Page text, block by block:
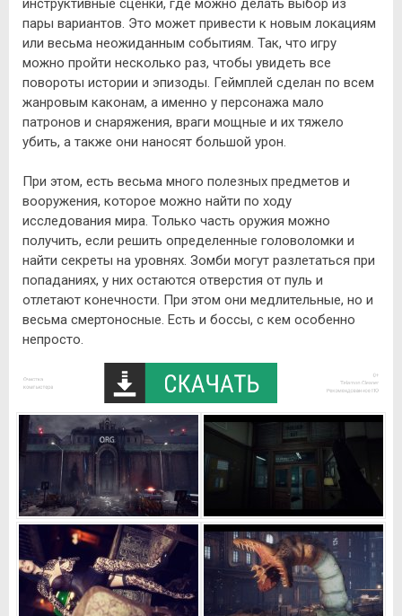
инструктивные сценки, где можно делать выбор из
пары вариантов. Это может привести к новым локациям
или весьма неожиданным событиям. Так, что игру
можно пройти несколько раз, чтобы увидеть все
повороты истории и эпизоды. Геймплей сделан по всем
жанровым каконам, а именно у персонажа мало
патронов и снаряжения, враги мощные и их тяжело
убить, а также они наносят большой урон.
При этом, есть весьма много полезных предметов и
вооружения, которое можно найти по ходу
исследования мира. Только часть оружия можно
получить, если решить определенные головоломки и
найти секреты на уровнях. Зомби могут разлетаться при
попаданиях, у них остаются отверстия от пуль и
отлетают конечности. При этом они медлительные, но и
весьма смертоносные. Есть и боссы, с кем особенно
непросто.